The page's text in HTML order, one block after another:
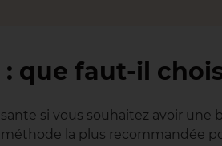
que faut-il
si vous souhaitez avoir une
la plus recommandée